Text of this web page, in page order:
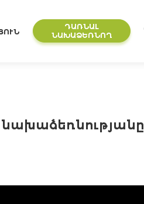
ԴԱՌՆԱԼ
ՆԱԽԱՁԵՌՆՈՂ
նախաձեռնությանը